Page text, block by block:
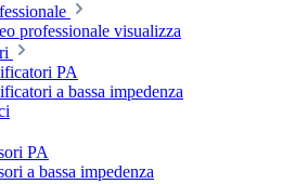
professionale visualizza
PA
a bassa impedenza
PA
a bassa impedenza